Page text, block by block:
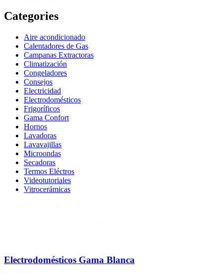
Categories
Aire acondicionado
Calentadores de Gas
Campanas Extractoras
Climatización
Congeladores
Consejos
Electricidad
Electrodomésticos
Frigoríficos
Gama Confort
Hornos
Lavadoras
Lavavajillas
Microondas
Secadoras
Termos Eléctros
Videotutoriales
Vitrocerámicas
Electrodomésticos Gama Blanca